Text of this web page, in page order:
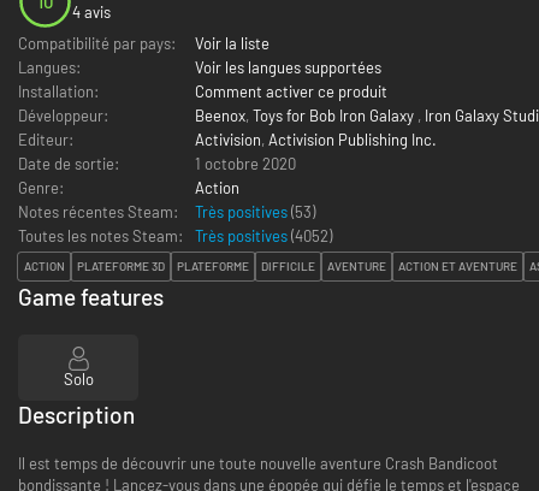
4 avis
Compatibilité par pays:
Voir la liste
Langues:
Voir les langues supportées
Installation:
Comment activer ce produit
Développeur:
Beenox, Toys for Bob Iron Galaxy , Iron Galaxy
Editeur:
Activision, Activision Publishing Inc.
Date de sortie:
1 octobre 2020
Genre:
Action
Notes récentes Steam:
Très positives(53)
Toutes les notes Steam:
Très positives(4052)
ACTION PLATEFORME 3D PLATEFORME DIFFICILE AVENTURE ACTION ET AVENTURE
Game features
Solo
Description
Il est temps de découvrir une toute nouvelle aventure Crash Bandicoot
bondissante ! Lancez-vous dans une épopée qui défie le temps et l'espace